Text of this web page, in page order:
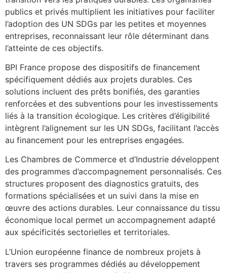
publics et privés multiplient les initiatives pour faciliter
l’adoption des UN SDGs par les petites et moyennes
entreprises, reconnaissant leur rôle déterminant dans
l’atteinte de ces objectifs.
BPI France propose des dispositifs de financement
spécifiquement dédiés aux projets durables. Ces
solutions incluent des prêts bonifiés, des garanties
renforcées et des subventions pour les investissements
liés à la transition écologique. Les critères d’éligibilité
intègrent l’alignement sur les UN SDGs, facilitant l’accès
au financement pour les entreprises engagées.
Les Chambres de Commerce et d’Industrie développent
des programmes d’accompagnement personnalisés. Ces
structures proposent des diagnostics gratuits, des
formations spécialisées et un suivi dans la mise en
œuvre des actions durables. Leur connaissance du tissu
économique local permet un accompagnement adapté
aux spécificités sectorielles et territoriales.
L’Union européenne finance de nombreux projets à
travers ses programmes dédiés au développement